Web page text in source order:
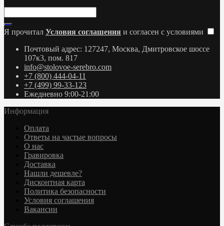
Я прочитал Условия соглашения и согласен с условиями
Почтовый адрес: 127247, Москва, Дмитровское шоссе
107к3, пом. 817
info@stolovoe-serebro.com
+7 (800) 444-04-11
+7 (499) 99-33-123
Ежедневно 9:00-21:00
Информация
Оплата
Ответы на частые вопросы
О нас
Гравировка
Доставка
Нашли дешевле?
Дисконтная карта
Политика безопасности
Условия соглашения
Вакансии